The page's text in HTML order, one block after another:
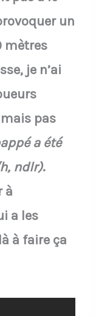
un
mètres
je n’ai
pas
a été
ndlr).
à
a les
à faire ça